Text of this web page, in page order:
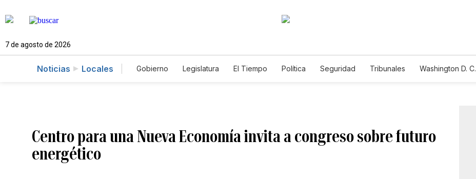
7 de agosto de 2026
Noticias Locales Gobierno Legislatura El Tiempo Política Seguridad Tribunales Washington D. C.
Centro para una Nueva Economía invita a congreso sobre futuro
energético